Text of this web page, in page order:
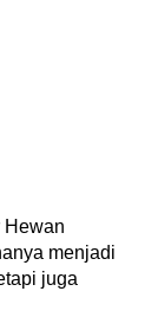
Hewan
menjadi
juga